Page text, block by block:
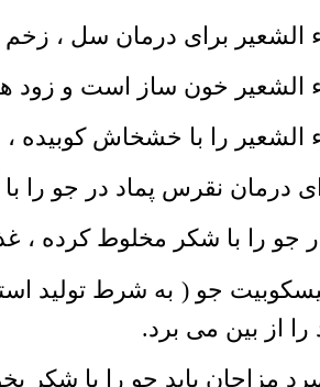
بیسکوبیت جو ( به شرط تولید
از بین می برد.